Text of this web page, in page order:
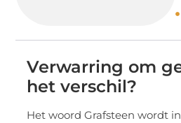
Verwarring om
het verschil?
Het woord Grafsteen wordt